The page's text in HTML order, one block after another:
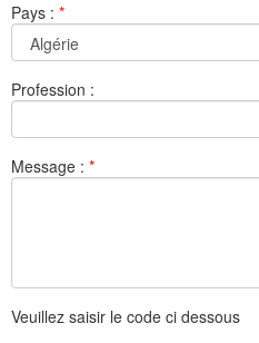
Pays : *
Profession :
Message : *
Veuillez saisir le code ci dessous